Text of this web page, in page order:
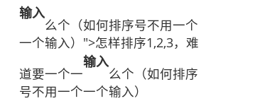
输入
么个（如何排序号不用一个
一个输入）">怎样排序1,2,3，难
道要一个一
输入
么个（如何排序
号不用一个一个输入）